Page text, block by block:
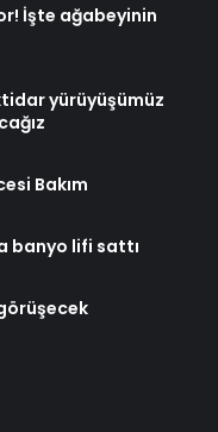
İşte ağabeyinin
yürüyüşümüz
Bakım
banyo lifi sattı